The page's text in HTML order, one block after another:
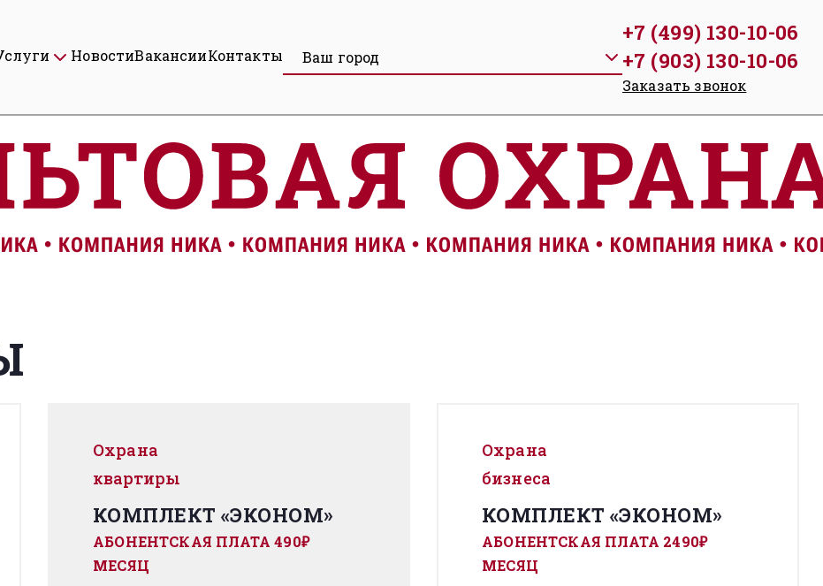
НовостиВакансииКонтакты Ваш город
+7 (499) 130-10-06
+7 (903) 130-10-06
Заказать звонок
Охрана
квартиры
КОМПЛЕКТ «ЭКОНОМ»
АБОНЕНТСКАЯ ПЛАТА 490₽
МЕСЯЦ
Охрана
бизнеса
КОМПЛЕКТ «ЭКОНОМ»
АБОНЕНТСКАЯ ПЛАТА 2490₽
МЕСЯЦ